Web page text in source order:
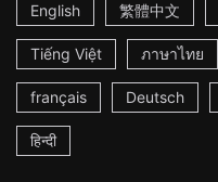
English
繁體中文
Tiếng Việt ภาษาไทย
français Deutsch
हिन्दी